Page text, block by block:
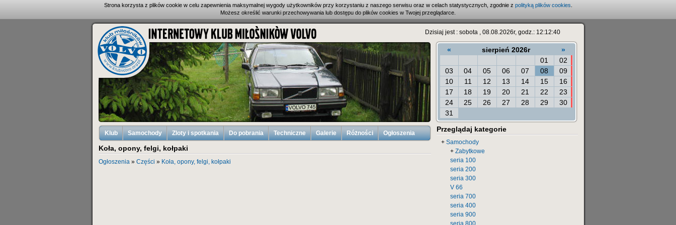
Strona korzysta z plików cookie w celu zapewnienia maksymalnej wygody użytkowników przy korzystaniu z naszego serwisu oraz w celach statystycznych, zgodnie z polityką plików cookies
Możesz określić warunki przechowywania lub dostępu do plików cookies w Twojej przeglądarce.
Dzisiaj jest : sobota , 08.08.2026r, godz.: 12:12:40
« sierpień 2026r
»
01
02
03
04 05 06 07 08
09
10
11 12 13 14 15
16
17
18 19 20 21 22
23
24
25 26 27 28 29
30
31
Klub Samochody Zloty i spotkania Do pobrania Techniczne Galerie Różności Ogłoszenia Przeglądaj kategorie
+ Samochody
+ Zabytkowe
seria 100
seria 200
seria 300
V 66
seria 700
seria 400
seria 900
seria 800
Koła, opony, felgi, kołpaki
Ogłoszenia» Części » Koła, opony, felgi, kołpaki